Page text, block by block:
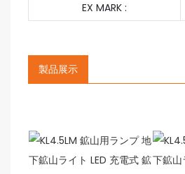
EX MARK :
製品展示